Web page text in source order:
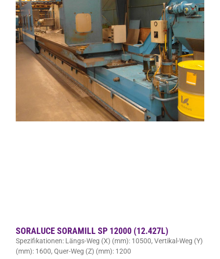
SORALUCE SORAMILL SP 12000 (12.427L)
Spezifikationen: Längs-Weg (X) (mm): 10500, Vertikal-Weg (Y)
(mm): 1600, Quer-Weg (Z) (mm): 1200